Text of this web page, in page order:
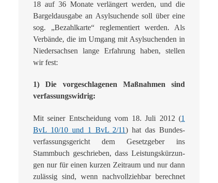
18 auf 36 Monate verlängert werden, und die
Bargeldausgabe an Asylsuchende soll über eine
sog. „Bezahlkarte“ regle­mentiert werden. Als
Verbände, die im Umgang mit Asylsuchenden in
Niedersachsen lange Erfahrung haben, stellen
wir fest:
1) Die vorgeschlagenen Maßnahmen sind
verfassungswidrig:
Mit seiner Entscheidung vom 18. Juli 2012 (1
BvL 10/10 und 1 BvL 2/11) hat das Bundes­
verfassungsgericht dem Gesetzgeber ins
Stammbuch geschrieben, dass Leistungskürzun­
gen nur für einen kurzen Zeitraum und nur dann
zulässig sind, wenn nachvollziehbar be­rechnet